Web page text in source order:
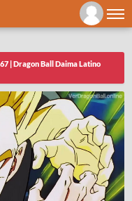
| Dragon Ball Daima Latino